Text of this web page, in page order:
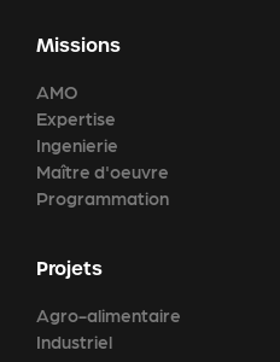
Missions
AMO
Expertise
Ingenierie
Maître d'oeuvre
Programmation
Projets
Agro-alimentaire
Industriel